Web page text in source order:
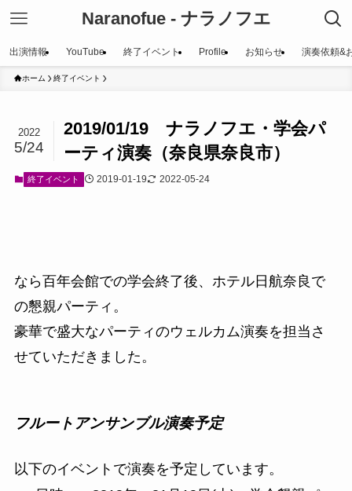
Naranofue - ナラノフエ
出演情報 YouTube 終了イベント Profile お知らせ 演奏依頼&
ホーム 終了イベント
2019/01/19 ナラノフエ・学会パ
ーティ演奏（奈良県奈良市）
2022
5/24
終了イベント 2019-01-19 2022-05-24
なら百年会館での学会終了後、ホテル日航奈良で
の懇親パーティ。
豪華で盛大なパーティのウェルカム演奏を担当さ
せていただきました。
フルートアンサンブル演奏予定
以下のイベントで演奏を予定しています。